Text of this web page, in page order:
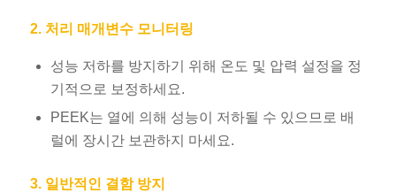
2. 처리 매개변수 모니터링
성능 저하를 방지하기 위해 온도 및 압력 설정을 정
기적으로 보정하세요.
PEEK는 열에 의해 성능이 저하될 수 있으므로 배
럴에 장시간 보관하지 마세요.
3. 일반적인 결함 방지